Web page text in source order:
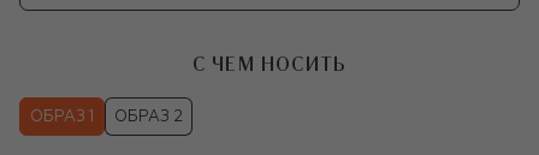
С ЧЕМ НОСИТЬ
ОБРАЗ 1 ОБРАЗ 2